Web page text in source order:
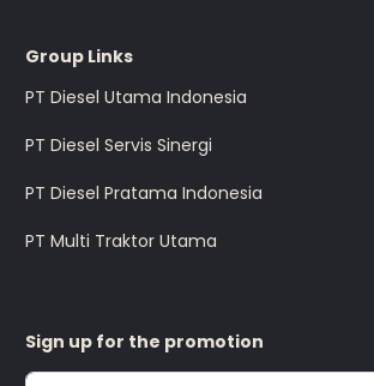
Group Links
PT Diesel Utama Indonesia
PT Diesel Servis Sinergi
PT Diesel Pratama Indonesia
PT Multi Traktor Utama
Sign up for the promotion